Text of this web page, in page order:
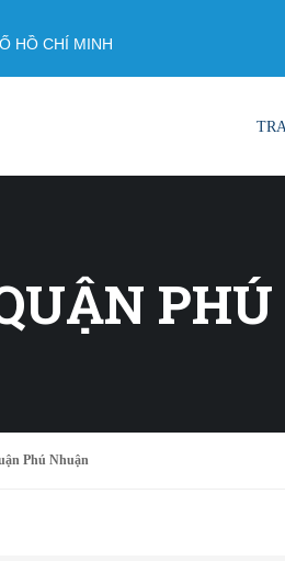
HỒ CHÍ MINH
Phú Nhuận